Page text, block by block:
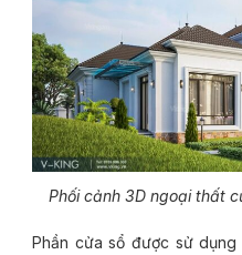
Phối cảnh 3D ngoại thất
Phần cửa sổ được sử